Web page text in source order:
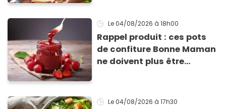
Le 04/08/2026 à 18h00
Rappel produit : ces pots
de confiture Bonne Maman
ne doivent plus être
morceaux de verre
Le 04/08/2026 à 17h30